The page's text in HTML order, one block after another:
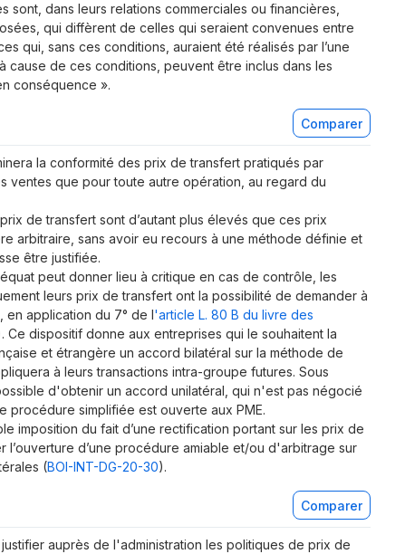
dans leurs relations commerciales ou financières,
qui diffèrent de celles qui seraient convenues entre
qui, sans ces conditions, auraient été réalisés par l’une
cause de ces conditions, peuvent être inclus dans les
conséquence ».
Comparer
la conformité des prix de transfert pratiqués par
ventes que pour toute autre opération, au regard du
de transfert sont d’autant plus élevés que ces prix
arbitraire, sans avoir eu recours à une méthode définie et
être justifiée.
peut donner lieu à critique en cas de contrôle, les
leurs prix de transfert ont la possibilité de demander à
en application du 7° de l'article L. 80 B du livre des
Ce dispositif donne aux entreprises qui le souhaitent la
et étrangère un accord bilatéral sur la méthode de
à leurs transactions intra-groupe futures. Sous
d'obtenir un accord unilatéral, qui n'est pas négocié
procédure simplifiée est ouverte aux PME.
imposition du fait d’une rectification portant sur les prix de
d’une procédure amiable et/ou d'arbitrage sur
(BOI-INT-DG-20-30).
Comparer
auprès de l'administration les politiques de prix de